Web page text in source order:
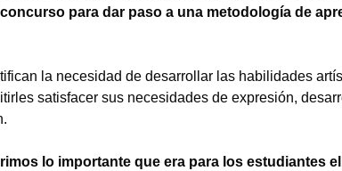
Tipea lo que deseas
para dar paso a una metodología de
la necesidad de desarrollar las habilidades
satisfacer sus necesidades de expresión,
lo importante que era para los estudiantes